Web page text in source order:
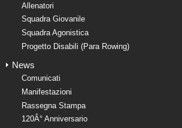
Allenatori
Squadra Giovanile
Squadra Agonistica
Progetto Disabili (Para Rowing)
News
Comunicati
Manifestazioni
Rassegna Stampa
120Â° Anniversario